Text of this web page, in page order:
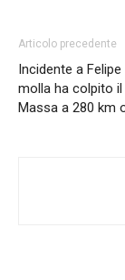
Articolo precedente
Incidente a
molla ha colpito
Massa a 280 km